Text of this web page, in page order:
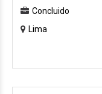
Concluido
Lima